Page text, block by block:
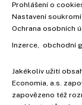
Prohlášení o
Nastavení soukromí
Ochrana osobních
Inzerce, obchodní
Jakékoliv užití
Economia, a.s.
zapovězeno též